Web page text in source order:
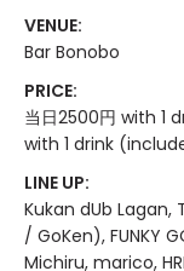
VENUE:
Bar Bonobo
PRICE:
当日2500円 with 1
with 1 drink
LINE UP:
Kukan dUb Lagan,
/ GoKen), FUNKY
Michiru, marico,